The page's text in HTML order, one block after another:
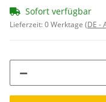
Sofort verfügbar
Lieferzeit:0 Werktage (DE -